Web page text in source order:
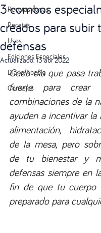
Recetas cortas
Recetas
Usos
Ediciones Especiales
Diario Abeeja
Consejos
3 combos
creados para subir
defensas
Actualizado:13 abr 2022
Cada día que pasa
fuerte para crear
combinaciones de la
ayuden a incentivar
alimentación,
de la mesa, pero
de tu bienestar y
defensas siempre en
fin de que tu cuerpo
preparado para